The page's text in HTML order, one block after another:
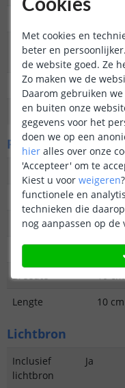
Aantal lampen in
4
IP waarde
IP44
Garantie
2
Fysieke
Vormgeving/stijl
Materiaal
Plastic
Kleur
Zwart
Hoogte
37.5
Breedte
Lengte
10 cm
Lichtbron
Inclusief
lichtbron
Ja
Cookies
Met cookies en
beter en
de website goed. Ze
Zo maken we de
Daarom gebruiken
en buiten onze
gegevens voor het
doen we op een
hier alles over onze
'Accepteer' om te
Kiest u voor weigeren?
functionele en
technieken die
nog aanpassen op de